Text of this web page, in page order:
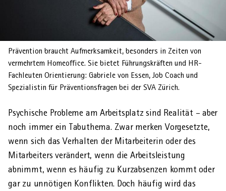
Login
Schliessen
Prävention braucht Aufmerksamkeit, besonders in Zeiten von
vermehrtem Homeoffice. Sie bietet Führungskräften und HR-
Fachleuten Orientierung: Gabriele von Essen, Job Coach und
Spezialistin für Präventionsfragen bei der SVA Zürich.
Psychische Probleme am Arbeits­platz sind Realität – aber
noch immer ein Tabu­thema. Zwar merken Vorgesetzte,
wenn sich das Verhalten der Mitarbeiterin oder des
Mitarbeiters verändert, wenn die Arbeits­leistung
abnimmt, wenn es häufig zu Kurz­absenzen kommt oder
gar zu unnötigen Konflikten. Doch häufig wird das